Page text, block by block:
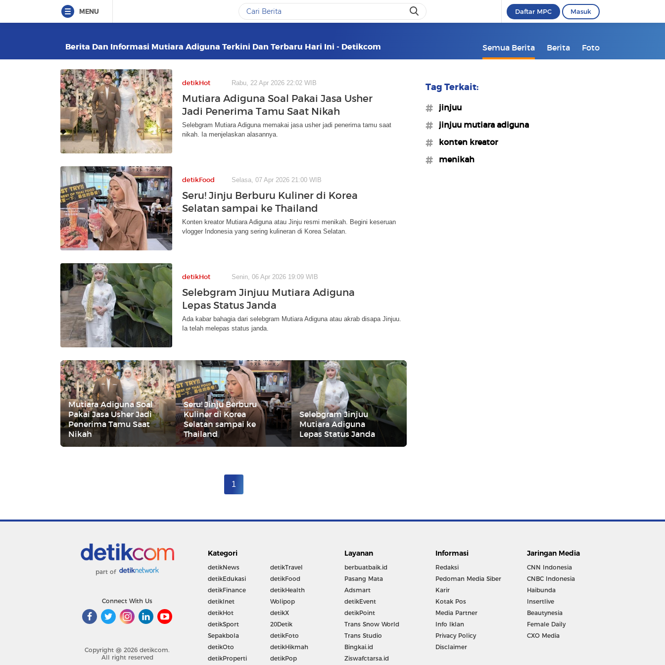
MENU Daftar MPC Masuk
Berita Dan Informasi Mutiara Adiguna Terkini Dan Terbaru Hari Ini - Detikcom Semua Berita Berita Foto
detikHot Rabu, 22 Apr 2026 22:02 WIB
Mutiara Adiguna Soal Pakai Jasa Usher
Jadi Penerima Tamu Saat Nikah
Selebgram Mutiara Adiguna memakai jasa usher jadi penerima tamu saat
nikah. Ia menjelaskan alasannya.
detikFood Selasa, 07 Apr 2026 21:00 WIB
Seru! Jinju Berburu Kuliner di Korea
Selatan sampai ke Thailand
Konten kreator Mutiara Adiguna atau Jinju resmi menikah. Begini keseruan
vlogger Indonesia yang sering kulineran di Korea Selatan.
detikHot Senin, 06 Apr 2026 19:09 WIB
Selebgram Jinjuu Mutiara Adiguna
Lepas Status Janda
Ada kabar bahagia dari selebgram Mutiara Adiguna atau akrab disapa Jinjuu.
Ia telah melepas status janda.
Mutiara Adiguna Soal
Pakai Jasa Usher Jadi
Penerima Tamu Saat
Nikah
Seru! Jinju Berburu
Kuliner di Korea
Selatan sampai ke
Thailand
Selebgram Jinjuu
Mutiara Adiguna
Lepas Status Janda
1
Tag Terkait:
#jinjuu
#jinjuu mutiara adiguna
#konten kreator
#menikah
part of
Connect With Us
Copyright @ 2026 detikcom.
All right reserved
Kategori
detikNews
detikEdukasi
detikFinance
detikInet
detikHot
detikSport
Sepakbola
detikOto
detikProperti
detikTravel
detikFood
detikHealth
Wolipop
detikX
20Detik
detikFoto
detikHikmah
detikPop
Layanan
berbuatbaik.id
Pasang Mata
Adsmart
detikEvent
detikPoint
Trans Snow World
Trans Studio
Bingkai.id
Ziswafctarsa.id
Informasi
Redaksi
Pedoman Media Siber
Karir
Kotak Pos
Media Partner
Info Iklan
Privacy Policy
Disclaimer
Jaringan Media
CNN Indonesia
CNBC Indonesia
Haibunda
Insertlive
Beautynesia
Female Daily
CXO Media